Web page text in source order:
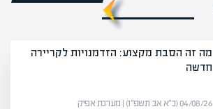
מה זה הסבת מקצוע: הזדמנויות לקריירה
חדשה
04/08/26 (כ״א אב תשפ״ו) | מערכת אפיק